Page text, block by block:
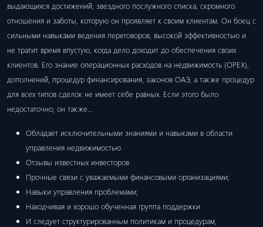
выдающихся достижений, звездного послужного списка, скромного
отношения и заботы, которую он проявляет к своим клиентам. Он боец ​​с
сильными навыками ведения переговоров, высокой эффективностью и
не тратит время впустую, когда дело доходит до обеспечения своих
клиентов. Его знание операционных расходов на недвижимость (OPEX),
дополнений, процедур финансирования, законов ОАЭ, а также процедур
для всех типов сделок не имеет себе равных. Если этого было
недостаточно, он также…
Обладает исключительными знаниями и навыками в области
управления недвижимостью
Отзывы известных инвесторов
Прочные связи с уважаемыми финансовыми организациями;
Навыки управления проблемами;
Находчивая и хорошо обученная группа поддержки
И следует структурированным политикам и процедурам,